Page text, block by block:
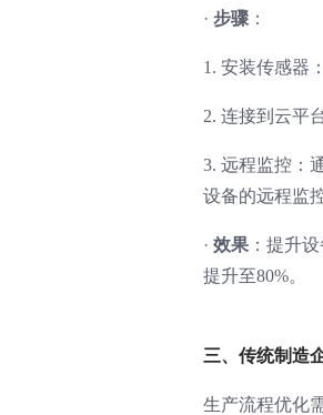
· 步骤：
1. 安装传感器
2. 连接到云平
3. 远程监控：
设备的远程监
· 效果：提升设
提升至80%。
三、传统制造
生产流程优化